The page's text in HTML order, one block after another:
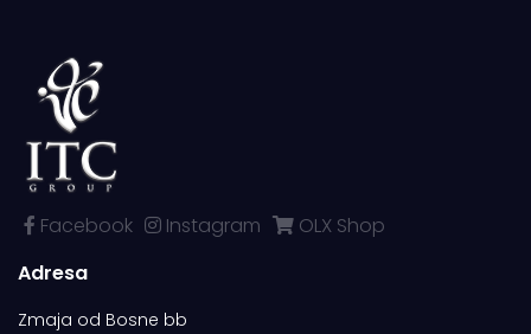
Facebook Instagram
OLX Shop
Adresa
Zmaja od Bosne bb